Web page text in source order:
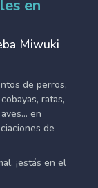
en
Miwuki
de perros,
ratas,
en
de
¡estás en el